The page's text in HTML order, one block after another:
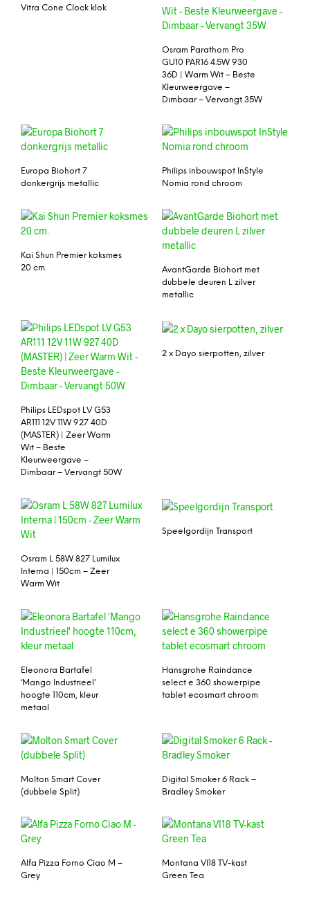
Vitra Cone Clock klok
Osram Parathom Pro
GU10 PAR16 4.5W 930
36D | Warm Wit – Beste
Kleurweergave –
Dimbaar – Vervangt 35W
Europa Biohort 7
donkergrijs metallic
Philips inbouwspot InStyle
Nomia rond chroom
Kai Shun Premier koksmes
20 cm.
AvantGarde Biohort met
dubbele deuren L zilver
metallic
Philips LEDspot LV G53
AR111 12V 11W 927 40D
(MASTER) | Zeer Warm
Wit – Beste
Kleurweergave –
Dimbaar – Vervangt 50W
2 x Dayo sierpotten, zilver
Osram L 58W 827 Lumilux
Interna | 150cm – Zeer
Warm Wit
Speelgordijn Transport
Eleonora Bartafel
‘Mango Industrieel’
hoogte 110cm, kleur
metaal
Hansgrohe Raindance
select e 360 showerpipe
tablet ecosmart chroom
Molton Smart Cover
(dubbele Split)
Digital Smoker 6 Rack –
Bradley Smoker
Alfa Pizza Forno Ciao M –
Grey
Montana VI18 TV-kast
Green Tea